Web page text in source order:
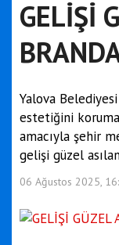
GELİŞİ
Yalova
estetiğini
amacıyla şehir
gelişi güzel
06 Ağustos 2025,